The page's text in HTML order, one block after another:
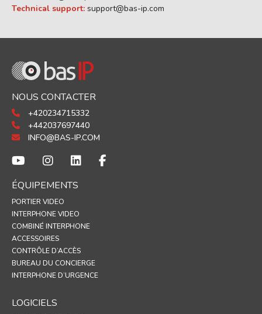
Technical support: support@bas-ip.com
NOUS CONTACTER
+420234715332
+442037697440
INFO@BAS-IP.COM
ÉQUIPEMENTS
PORTIER VIDEO
INTERPHONE VIDEO
COMBINÉ INTERPHONE
ACCESSOIRES
CONTRÔLE D’ACCÈS
BUREAU DU CONCIERGE
INTERPHONE D’URGENCE
LOGICIELS